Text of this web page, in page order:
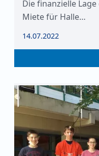
Die finanzielle
Miete für Halle…
14.07.2022